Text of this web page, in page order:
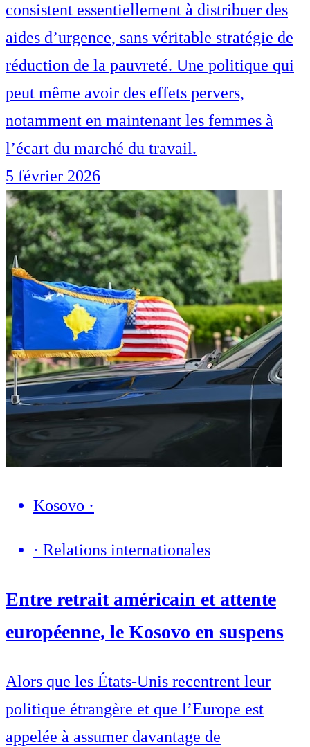
consistent essentiellement à distribuer des
aides d’urgence, sans véritable stratégie de
réduction de la pauvreté. Une politique qui
peut même avoir des effets pervers,
notamment en maintenant les femmes à
l’écart du marché du travail.
5 février 2026
Kosovo ·
· Relations internationales
Entre retrait américain et attente
européenne, le Kosovo en suspens
Alors que les États-Unis recentrent leur
politique étrangère et que l’Europe est
appelée à assumer davantage de